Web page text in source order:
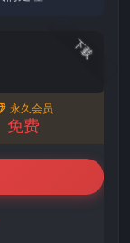
下载
永久会员
免费